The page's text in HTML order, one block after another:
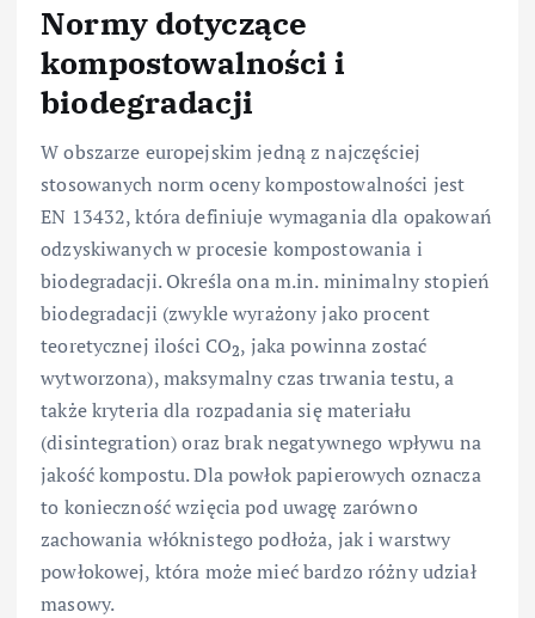
Normy dotyczące
kompostowalności i
biodegradacji
W obszarze europejskim jedną z najczęściej
stosowanych norm oceny kompostowalności jest
EN 13432, która definiuje wymagania dla opakowań
odzyskiwanych w procesie kompostowania i
biodegradacji. Określa ona m.in. minimalny stopień
biodegradacji (zwykle wyrażony jako procent
teoretycznej ilości CO2, jaka powinna zostać
wytworzona), maksymalny czas trwania testu, a
także kryteria dla rozpadania się materiału
(disintegration) oraz brak negatywnego wpływu na
jakość kompostu. Dla powłok papierowych oznacza
to konieczność wzięcia pod uwagę zarówno
zachowania włóknistego podłoża, jak i warstwy
powłokowej, która może mieć bardzo różny udział
masowy.